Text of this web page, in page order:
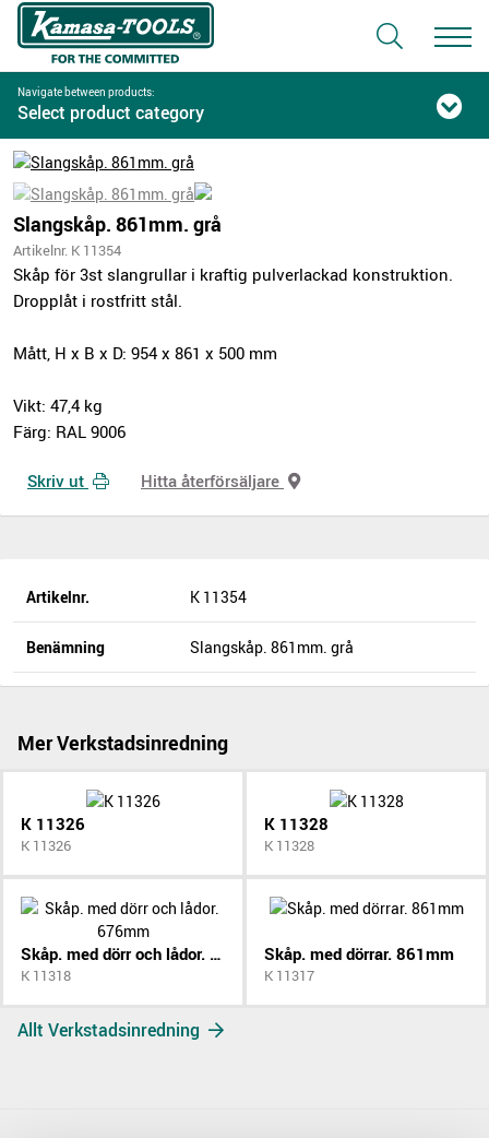
Navigate between products:
Select product category
Slangskåp. 861mm. grå
Artikelnr. K 11354
Skåp för 3st slangrullar i kraftig pulverlackad konstruktion.
Dropplåt i rostfritt stål.
Mått, H x B x D: 954 x 861 x 500 mm
Vikt: 47,4 kg
Färg: RAL 9006
Skriv ut Hitta återförsäljare
Artikelnr. K 11354
Benämning Slangskåp. 861mm. grå
Mer Verkstadsinredning
K 11326
K 11326
K 11328
K 11328
Skåp. med dörr och lådor. 676mm
K 11318
Skåp. med dörrar. 861mm
K 11317
Allt Verkstadsinredning